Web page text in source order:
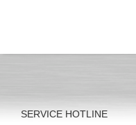
SERVICE HOTLINE